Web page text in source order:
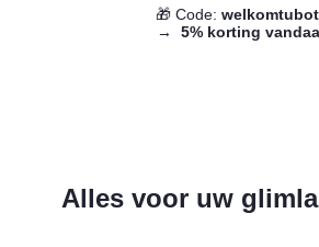
🎁 Code:
→ 5% korting
Alles voor uw